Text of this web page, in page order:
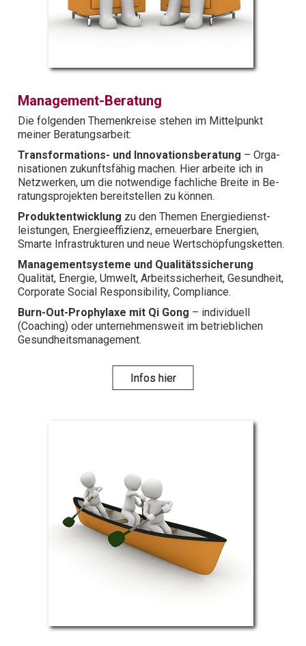
Management-Beratung
Die folgenden Themen­kreise stehen im Mittelpunkt
meiner Ber­atungs­ar­beit:
Trans­form­ations- und Inno­vations­beratung – Orga­
nisa­tionen zu­kunftsfähig machen. Hier arbeite ich in
Netz­werken, um die notwendige fachliche Breite in Be­
ratungs­projekten bereit­stellen zu können.
Produkt­entwicklung zu den Themen Energie­dienst­
leistungen, Energie­effizienz, erneuer­bare Energien,
Smarte Infra­strukt­uren und neue Wertschöpfungsketten.
Manage­ment­systeme und Quali­täts­sich­er­ung
Qualität, Energie, Umwelt, Arbeits­sicher­heit, Gesund­heit,
Corporate Social Respons­ibility, Compliance.
Burn-Out-Prophy­laxe mit Qi Gong – indi­viduell
(Coaching) oder unter­nehmens­weit im be­trieb­lichen
Gesund­heits­manage­ment.
Infos hier